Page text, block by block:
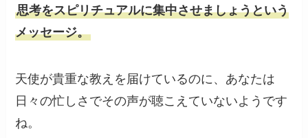
思考をスピリチュアルに集中させましょうという
メッセージ。
天使が貴重な教えを届けているのに、あなたは
日々の忙しさでその声が聴こえていないようです
ね。